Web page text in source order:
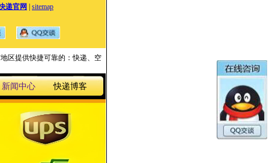
递官网 sitemap
区提供快捷可靠的：快递、空
新闻中心 快递博客